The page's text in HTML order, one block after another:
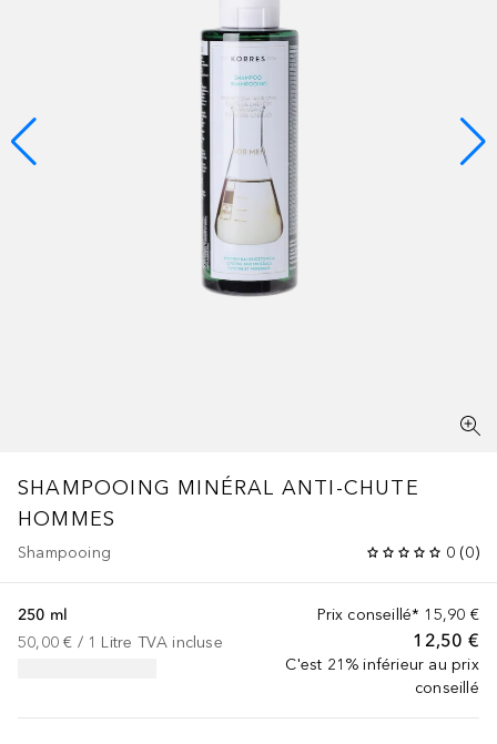
SHAMPOOING MINÉRAL ANTI-CHUTE
HOMMES
Shampooing 0 (0)
Prix conseillé* 15,90 €
12,50 €
C'est 21% inférieur au prix
conseillé
250 ml
50,00 € / 1 Litre TVA incluse